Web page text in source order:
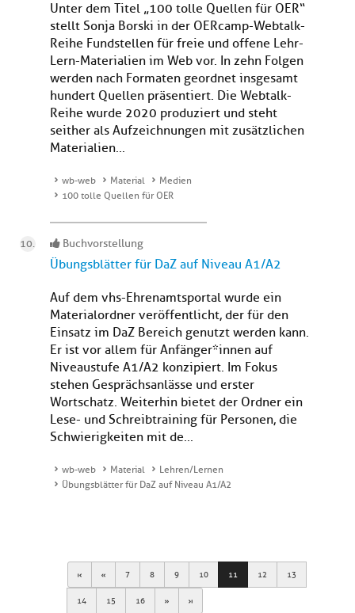
Unter dem Titel „100 tolle Quellen für OER“
stellt Sonja Borski in der OERcamp-Webtalk-
Reihe Fundstellen für freie und offene Lehr-
Lern-Materialien im Web vor. In zehn Folgen
werden nach Formaten geordnet insgesamt
hundert Quellen präsentiert. Die Webtalk-
Reihe wurde 2020 produziert und steht
seither als Aufzeichnungen mit zusätzlichen
Materialien...
wb-web Material
Medien
100 tolle Quellen für OER
Buchvorstellung
Übungsblätter für DaZ auf Niveau A1/A2
Auf dem vhs-Ehrenamtsportal wurde ein
Materialordner veröffentlicht, der für den
Einsatz im DaZ Bereich genutzt werden kann.
Er ist vor allem für Anfänger*innen auf
Niveaustufe A1/A2 konzipiert. Im Fokus
stehen Gesprächsanlässe und erster
Wortschatz. Weiterhin bietet der Ordner ein
Lese- und Schreibtraining für Personen, die
Schwierigkeiten mit de...
wb-web Material
Lehren/Lernen
Übungsblätter für DaZ auf Niveau A1/A2
First Previous
7 8 9 10 11 12 13
14 15 16 Next Last